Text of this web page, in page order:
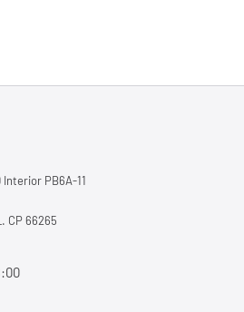
Interior PB6A-11
CP 66265